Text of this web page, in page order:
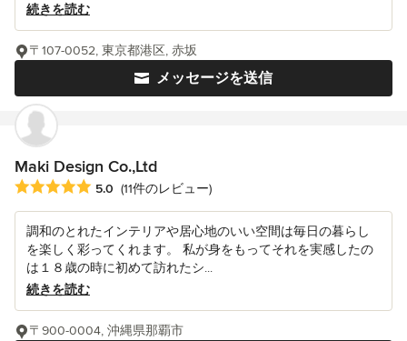
続きを読む
メッセージを送信
〒107-0052, 東京都港区, 赤坂
Maki Design Co.,Ltd
平均評価：5つ星中 星5
5.0 (11件のレビュー)
調和のとれたインテリアや居心地のいい空間は毎日の暮らし
を楽しく彩ってくれます。 私が身をもってそれを実感したの
は１８歳の時に初めて訪れたシ...
続きを読む
〒900-0004, 沖縄県那覇市